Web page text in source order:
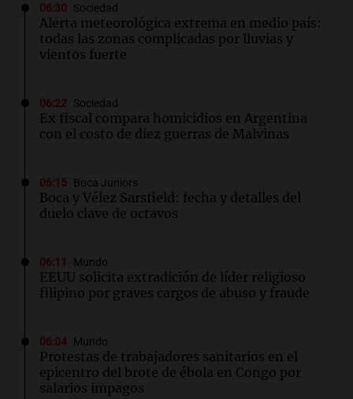
06:30 Sociedad
Alerta meteorológica extrema en medio país:
todas las zonas complicadas por lluvias y
vientos fuerte
06:22 Sociedad
Ex fiscal compara homicidios en Argentina
con el costo de diez guerras de Malvinas
06:15 Boca Juniors
Boca y Vélez Sarsfield: fecha y detalles del
duelo clave de octavos
06:11 Mundo
EEUU solicita extradición de líder religioso
filipino por graves cargos de abuso y fraude
06:04 Mundo
Protestas de trabajadores sanitarios en el
epicentro del brote de ébola en Congo por
salarios impagos